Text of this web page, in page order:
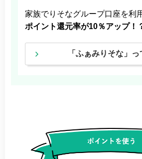
家族でりそなグループ口座を利
ポイント還元率が10％アップ！
「ふぁみりそな」っ